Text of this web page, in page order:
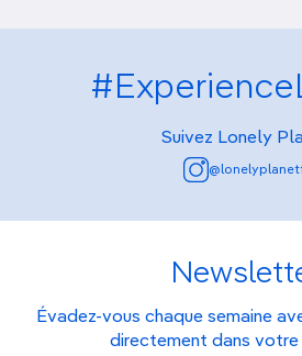
Suivez Lonely
Évadez-vous chaque semaine
directement dans